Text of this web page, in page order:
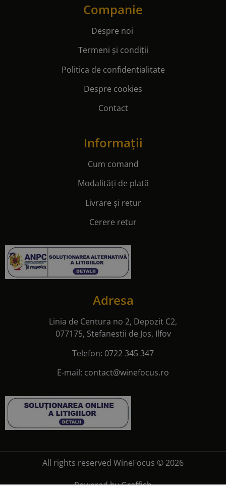
Companie
Despre noi
Termeni și condiții
Politica de confidentialitate
Despre cookies
Contact
Informații
Cum comand
Modalități de plată
Livrare și retur
Cerere retur
Adresa
Linia de Centura no 2, Depozit C2,
077175, Stefanestii de Jos, Ilfov
Telefon: 0722 345 347
E-mail: contact@winefocus.ro
All rights reserved WineFocus © 2026